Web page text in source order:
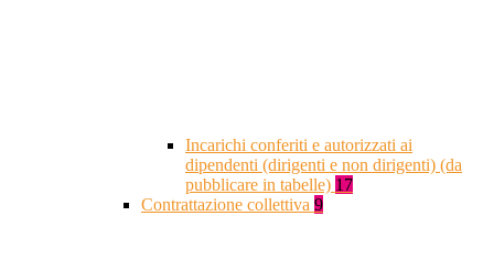
Incarichi conferiti e autorizzati ai
dipendenti (dirigenti e non dirigenti) (da
pubblicare in tabelle) 17
Contrattazione collettiva 9